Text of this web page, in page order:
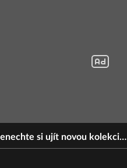
si ujít novou kolekci…